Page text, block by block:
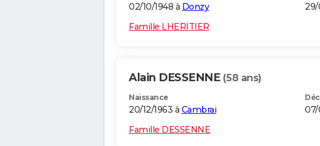
02/10/1948 à Donzy
Famille LHERITIER
Alain DESSENNE (58 ans)
Naissance
20/12/1963 à Cambrai 07/
Famille DESSENNE